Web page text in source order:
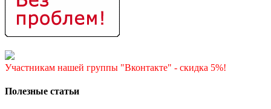
Участникам нашей группы "Вконтакте" - скидка 5%!
Полезные статьи